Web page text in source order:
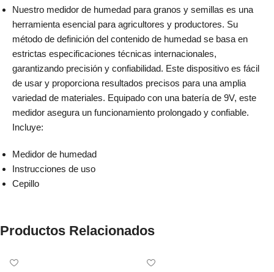
Nuestro medidor de humedad para granos y semillas es una
herramienta esencial para agricultores y productores. Su
método de definición del contenido de humedad se basa en
estrictas especificaciones técnicas internacionales,
garantizando precisión y confiabilidad. Este dispositivo es fácil
de usar y proporciona resultados precisos para una amplia
variedad de materiales. Equipado con una batería de 9V, este
medidor asegura un funcionamiento prolongado y confiable.
Incluye:
Medidor de humedad
Instrucciones de uso
Cepillo
Productos Relacionados